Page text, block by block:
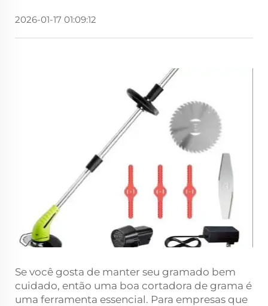
2026-01-17 01:09:12
Se você gosta de manter seu gramado bem
cuidado, então uma boa cortadora de grama é
uma ferramenta essencial. Para empresas que